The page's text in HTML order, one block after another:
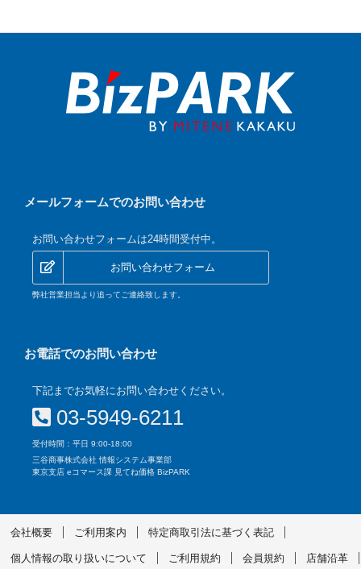
メールフォームでのお問い合わせ
お問い合わせフォームは24時間受付中。
お問い合わせフォーム
弊社営業担当より追ってご連絡致します。
お電話でのお問い合わせ
下記までお気軽にお問い合わせください。
03-5949-6211
受付時間：平日 9:00-18:00
三谷商事株式会社 情報システム事業部
東京支店 eコマース課 見てね価格 BizPARK
会社概要 ご利用案内 特定商取引法に基づく表記
個人情報の取り扱いについて ご利用規約 会員規約 店舗沿革